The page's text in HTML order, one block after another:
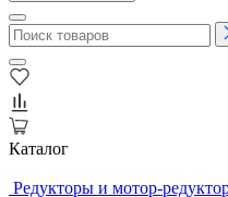
Каталог
Редукторы и мотор-